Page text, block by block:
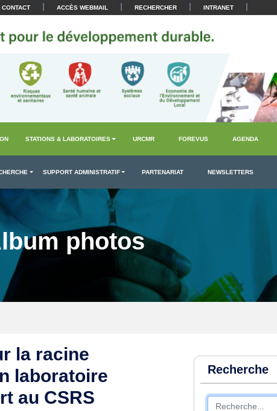
CONTACT | ACCÈS WEBMAIL | RECHERCHER | INTRANET |
STATIONS & LABORATOIRES URCMR FOREVUS AGENDA
SUPPORT ADMINISTRATIF PARTENARIAT NEWSLETTERS
photos
la racine
laboratoire
au CSRS
Recherche